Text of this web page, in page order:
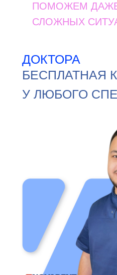
ПОМОЖЕМ
СЛОЖНЫХ
БЕСПЛАТНАЯ
У ЛЮБОГО
ДОКТОРА